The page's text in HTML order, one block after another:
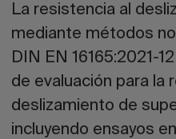
La resistencia al
mediante métodos
DIN EN 16165:2021-
de evaluación para la
deslizamiento de
incluyendo ensayos